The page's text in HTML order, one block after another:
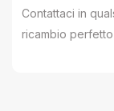
Contattaci in
ricambio